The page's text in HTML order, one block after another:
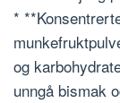
*
og
unngå bismak